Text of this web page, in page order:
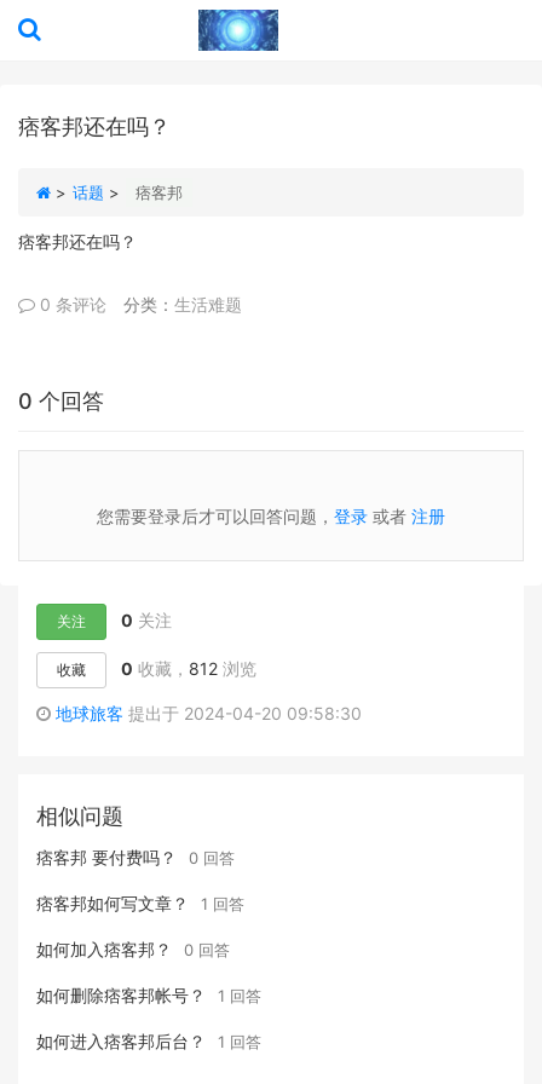
痞客邦还在吗？
> 话题 > 痞客邦
痞客邦还在吗？
0 条评论 分类： 生活难题
0 个回答
您需要登录后才可以回答问题， 登录 或者 注册
关注 0 关注
收藏 0 收藏， 812 浏览
地球旅客 提出于 2024-04-20 09:58:30
相似问题
痞客邦 要付费吗？ 0 回答
痞客邦如何写文章？ 1 回答
如何加入痞客邦？ 0 回答
如何删除痞客邦帐号？ 1 回答
如何进入痞客邦后台？ 1 回答